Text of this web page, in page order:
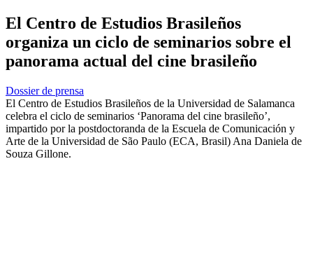
El Centro de Estudios Brasileños
organiza un ciclo de seminarios sobre el
panorama actual del cine brasileño
Dossier de prensa
El Centro de Estudios Brasileños de la Universidad de Salamanca
celebra el ciclo de seminarios ‘Panorama del cine brasileño’,
impartido por la postdoctoranda de la Escuela de Comunicación y
Arte de la Universidad de São Paulo (ECA, Brasil) Ana Daniela de
Souza Gillone.